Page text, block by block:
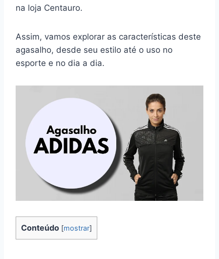
na loja Centauro.
Assim, vamos explorar as características deste
agasalho, desde seu estilo até o uso no
esporte e no dia a dia.
Conteúdo [mostrar]